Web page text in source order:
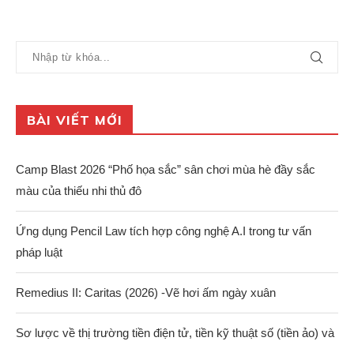
BÀI VIẾT MỚI
Camp Blast 2026 “Phố họa sắc” sân chơi mùa hè đầy sắc
màu của thiếu nhi thủ đô
Ứng dụng Pencil Law tích hợp công nghệ A.I trong tư vấn
pháp luật
Remedius II: Caritas (2026) -Vẽ hơi ấm ngày xuân
Sơ lược về thị trường tiền điện tử, tiền kỹ thuật số (tiền ảo) và